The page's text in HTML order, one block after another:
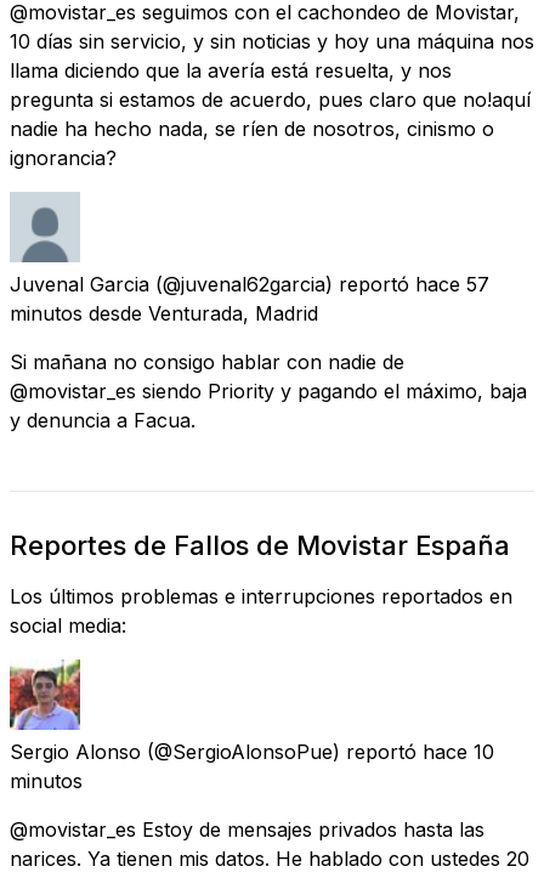
@movistar_es seguimos con el cachondeo de Movistar,
10 días sin servicio, y sin noticias y hoy una máquina nos
llama diciendo que la avería está resuelta, y nos
pregunta si estamos de acuerdo, pues claro que no!aquí
nadie ha hecho nada, se ríen de nosotros, cinismo o
ignorancia?
Juvenal Garcia (@juvenal62garcia) reportó hace 57
minutos desde Venturada, Madrid
Si mañana no consigo hablar con nadie de
@movistar_es siendo Priority y pagando el máximo, baja
y denuncia a Facua.
Reportes de Fallos de Movistar España
Los últimos problemas e interrupciones reportados en
social media:
Sergio Alonso (@SergioAlonsoPue) reportó hace 10
minutos
@movistar_es Estoy de mensajes privados hasta las
narices. Ya tienen mis datos. He hablado con ustedes 20